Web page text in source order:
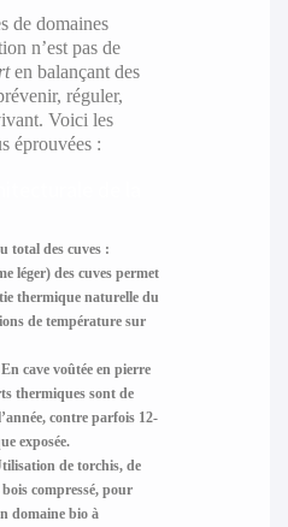
de domaines
n’est pas de
en balançant des
réguler,
Voici les
éprouvées :
total des cuves :
léger) des cuves permet
thermique naturelle du
de température sur
En cave voûtée en pierre
thermiques sont de
contre parfois 12-
exposée.
de torchis, de
compressé, pour
domaine bio à